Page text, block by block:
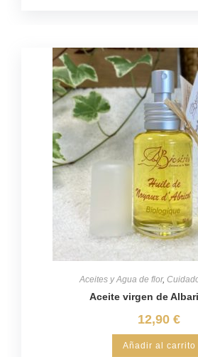
Aceites y Agua de flor,
Aceite virgen de
12,90 €
Añadir al carrito